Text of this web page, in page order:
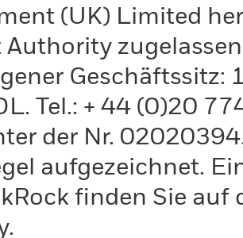
(UK) Limited
Authority
Geschäftssitz:
Tel.: + 44 (0)20
der Nr.
aufgezeichnet.
finden Sie auf